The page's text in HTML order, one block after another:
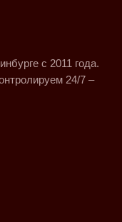
с 2011 года.
24/7 –